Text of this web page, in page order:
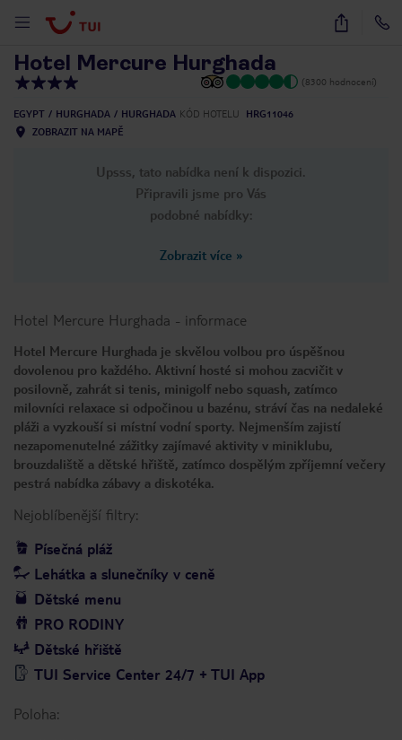
28
Hotel Mercure Hurghada
(8300 hodnocení)
EGYPT HURGHADA HURGHADA KÓD HOTELU
HRG11046
ZOBRAZIT NA MAPĚ
Upsss, tato nabídka není k dispozici.
Připravili jsme pro Vás
podobné nabídky:
Zobrazit více »
Hotel Mercure Hurghada - informace
Hotel Mercure Hurghada je skvělou volbou pro úspěšnou
dovolenou pro každého. Aktivní hosté si mohou zacvičit v
posilovně, zahrát si tenis, minigolf nebo squash, zatímco
milovníci relaxace si odpočinou u bazénu, stráví čas na nedaleké
pláži a vyzkouší si místní vodní sporty. Nejmenším zajistí
nezapomenutelné zážitky zajímavé aktivity v miniklubu,
brouzdaliště a dětské hřiště, zatímco dospělým zpříjemní večery
pestrá nabídka zábavy a diskotéka.
Nejoblíbenější filtry:
Písečná pláž
Lehátka a slunečníky v ceně
Dětské menu
PRO RODINY
Dětské hřiště
TUI Service Center 24/7 + TUI App
Poloha: